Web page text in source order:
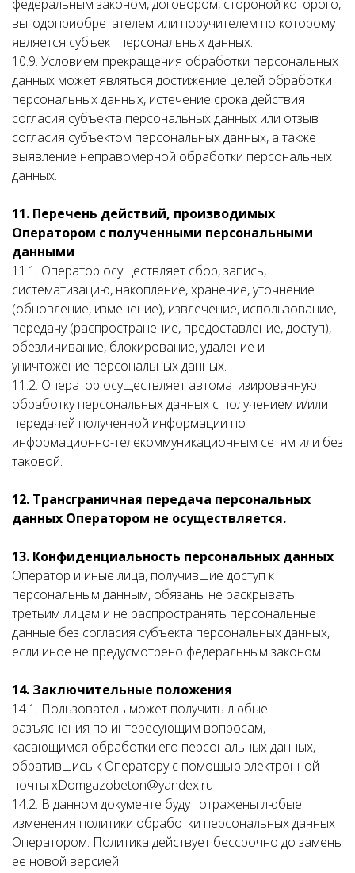
федеральным законом, договором, стороной которого,
выгодоприобретателем или поручителем по которому
является субъект персональных данных.
10.9. Условием прекращения обработки персональных
данных может являться достижение целей обработки
персональных данных, истечение срока действия
согласия субъекта персональных данных или отзыв
согласия субъектом персональных данных, а также
выявление неправомерной обработки персональных
данных.
11. Перечень действий, производимых
Оператором с полученными персональными
данными
11.1. Оператор осуществляет сбор, запись,
систематизацию, накопление, хранение, уточнение
(обновление, изменение), извлечение, использование,
передачу (распространение, предоставление, доступ),
обезличивание, блокирование, удаление и
уничтожение персональных данных.
11.2. Оператор осуществляет автоматизированную
обработку персональных данных с получением и/или
передачей полученной информации по
информационно-телекоммуникационным сетям или без
таковой.
12. Трансграничная передача персональных
данных Оператором не осуществляется.
13. Конфиденциальность персональных данных
Оператор и иные лица, получившие доступ к
персональным данным, обязаны не раскрывать
третьим лицам и не распространять персональные
данные без согласия субъекта персональных данных,
если иное не предусмотрено федеральным законом.
14. Заключительные положения
14.1. Пользователь может получить любые
разъяснения по интересующим вопросам,
касающимся обработки его персональных данных,
обратившись к Оператору с помощью электронной
почты xDomgazobeton@yandex.ru
14.2. В данном документе будут отражены любые
изменения политики обработки персональных данных
Оператором. Политика действует бессрочно до замены
ее новой версией.